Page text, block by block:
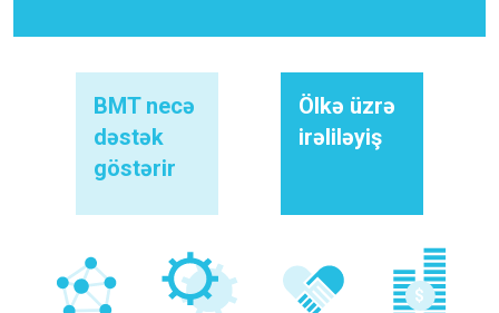
BMT necə
dəstək
göstərir
Ölkə üzrə
irəliləyiş